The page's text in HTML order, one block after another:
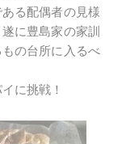
る配偶者の見様
に豊島家の家訓
の台所に入るべ
に挑戦！